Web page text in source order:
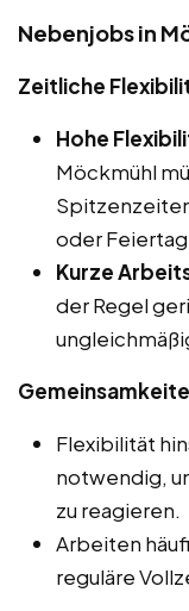
Nebenjobs in
Zeitliche
Hohe
Möckmühl
oder
Kurze
der Regel
Flexibilität
notwendig,
zu reagieren.
Arbeiten
reguläre